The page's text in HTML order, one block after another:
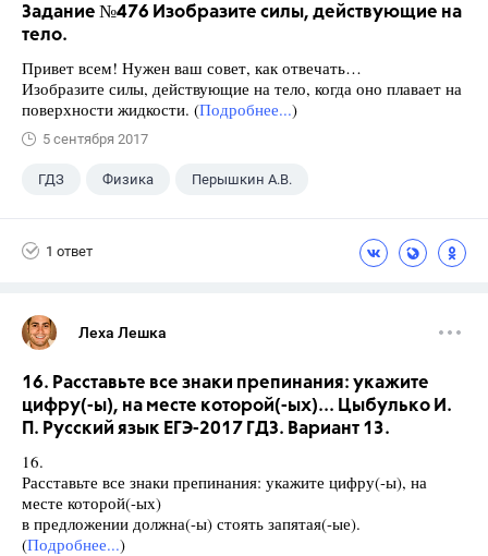
Задание №476 Изобразите силы, действующие на
тело.
Привет всем! Нужен ваш совет, как отвечать…
Изобразите силы, действующие на тело, когда оно плавает на
поверхности жидкости. (Подробнее...)
5 сентября 2017
ГДЗ Физика Перышкин А.В.
1 ответ
Леха Лешка
16. Расставьте все знаки препинания: укажите
цифру(-ы), на месте которой(-ых)... Цыбулько И.
П. Русский язык ЕГЭ-2017 ГДЗ. Вариант 13.
16.
Расставьте все знаки препинания: укажите цифру(-ы), на
месте которой(-ых)
в предложении должна(-ы) стоять запятая(-ые).
(Подробнее...)